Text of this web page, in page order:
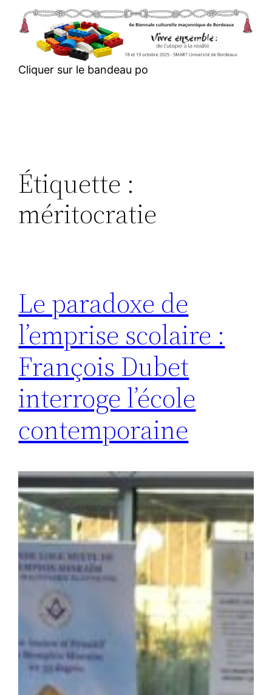
Aller
contenu
Cliquer sur le bandeau po
Étiquette :
méritocratie
Le paradoxe de
l’emprise scolaire :
François Dubet
interroge l’école
contemporaine